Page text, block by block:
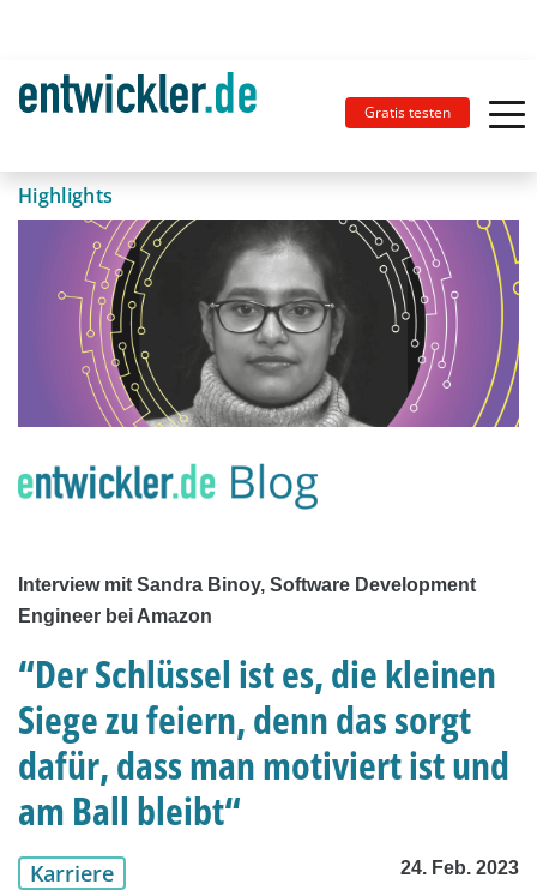
Gratis testen
Highlights
Interview mit Sandra Binoy, Software Development
Engineer bei Amazon
“Der Schlüssel ist es, die kleinen
Siege zu feiern, denn das sorgt
dafür, dass man motiviert ist und
am Ball bleibt“
Karriere 24. Feb. 2023